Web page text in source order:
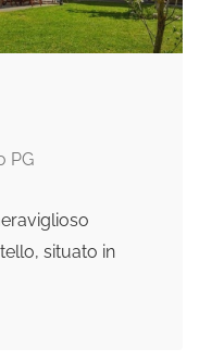
PG
situato in